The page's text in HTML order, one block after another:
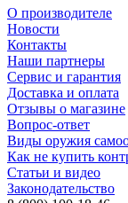
О производителе
Новости
Контакты
Наши партнеры
Сервис и гарантия
Доставка и оплата
Отзывы о магазине
Вопрос-ответ
Виды оружия
Как не купить
Статьи и видео
Законодательство